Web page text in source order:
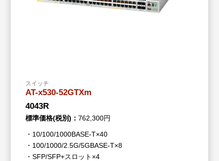
スイッチ
AT-x530-52GTXm
4043R
標準価格(税別)：762,300円
・10/100/1000BASE-T×40
・100/1000/2.5G/5GBASE-T×8
・SFP/SFP+スロット×4